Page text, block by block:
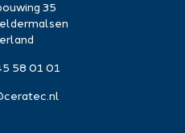
35
58 01 01